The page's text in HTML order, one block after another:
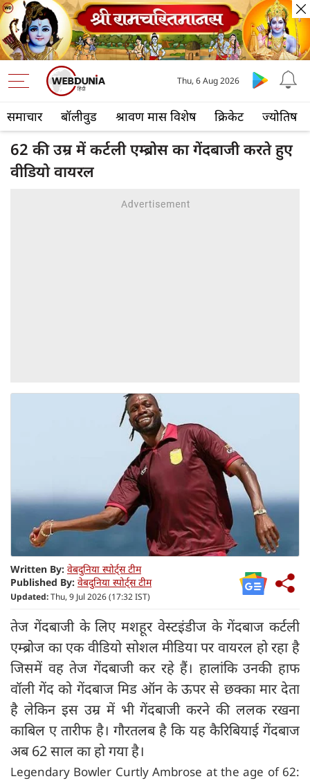
समाचार बॉलीवुड श्रावण मास विशेष क्रिकेट ज्योतिष
Thu, 6 Aug 2026
62 की उम्र में कर्टली एम्ब्रोस का गेंदबाजी करते हुए
वीडियो वायरल
Written By: वेबदुनिया स्पोर्ट्स टीम
Published By: वेबदुनिया स्पोर्ट्स टीम
Updated:Thu, 9 Jul 2026 (17:32 IST)
तेज गेंदबाजी के लिए मशहूर वेस्टइंडीज के गेंदबाज कर्टली
एम्ब्रोज का एक वीडियो सोशल मीडिया पर वायरल हो रहा है
जिसमें वह तेज गेंदबाजी कर रहे हैं। हालांकि उनकी हाफ
वॉली गेंद को गेंदबाज मिड ऑन के ऊपर से छक्का मार देता
है लेकिन इस उम्र में भी गेंदबाजी करने की ललक रखना
काबिल ए तारीफ है। गौरतलब है कि यह कैरिबियाई गेंदबाज
अब 62 साल का हो गया है।
Legendary Bowler Curtly Ambrose at the age of 62: